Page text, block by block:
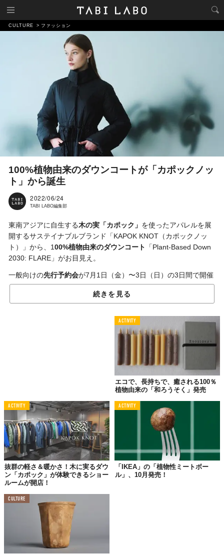
CULTURE ファッション
100%植物由来のダウンコートが「カポックノッ
ト」から誕生
2022/06/24
TABI LABO編集部
東南アジアに自生する木の実「カポック」 を使ったアパレルを展
開するサステイナブルブランド「KAPOK KNOT（カポックノッ
ト）」から、100%植物由来のダウンコート
「Plant-Based Down
2030: FLARE」がお目見え。
一般向けの先行予約会が7月1日（金）〜3日（日）の3日間で開催
される。
©KAPOK JAPAN株式会社
目指して「東レグループ」が推進するプロジェクト
「MOONRAKERS」とのコラボプロダクト。
表地のナイロン素材は、東レが開発した通常のナイロンと同等の
耐久性を持つ「エコディア®️N510
の1/8の軽さと吸湿発熱性
続きを見る
ACTIVITY
エコで、長持ちで、癒される100％
植物由来の「和ろうそく」発売
ACTIVITY
抜群の軽さ＆暖かさ！木に実るダウ
ン「カポック」が体験できるショー
ルームが開店！
ACTIVITY
「IKEA」の「植物性ミートボー
ル」、10月発売！
CULTURE